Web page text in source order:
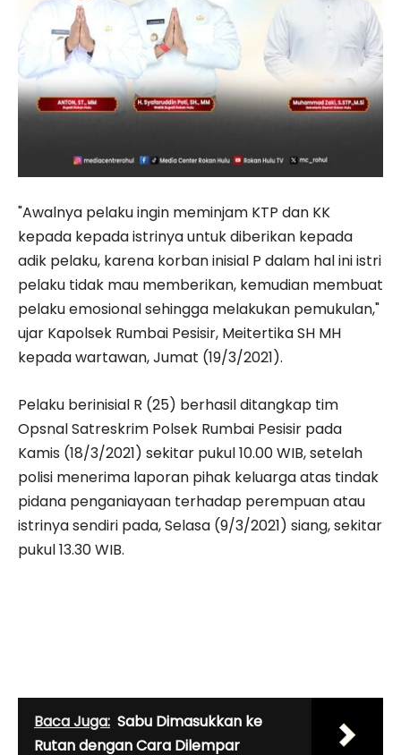
"Awalnya pelaku ingin meminjam KTP dan KK
kepada kepada istrinya untuk diberikan kepada
adik pelaku, karena korban inisial P dalam hal ini istri
pelaku tidak mau memberikan, kemudian membuat
pelaku emosional sehingga melakukan pemukulan,"
ujar Kapolsek Rumbai Pesisir, Meitertika SH MH
kepada wartawan, Jumat (19/3/2021).
Pelaku berinisial R (25) berhasil ditangkap tim
Opsnal Satreskrim Polsek Rumbai Pesisir pada
Kamis (18/3/2021) sekitar pukul 10.00 WIB, setelah
polisi menerima laporan pihak keluarga atas tindak
pidana penganiayaan terhadap perempuan atau
istrinya sendiri pada, Selasa (9/3/2021) siang, sekitar
pukul 13.30 WIB.
Baca Juga: Sabu Dimasukkan ke
Rutan dengan Cara Dilempar